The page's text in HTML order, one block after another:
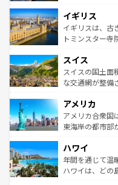
いる。シャンパ
香り高いラベン
らに、パリ以外
れる地方に足を
き
を参照してほし
顔を持つこの国
ルリンの文化的
してライン川沿
は、お酒好きな人に
ドイツ情報はコ
イギリス
イギリスは、古
トミンスター寺
リアごとに異な
ティー、ビール
戦など、本場だ
ンツ一覧を参照
スイス
スイスの国土面
な交通網が整備
の建物がそのま
博物館もあり、
ことができる。
ば市内交通費無料
着のスイス情報
アメリカ
アメリカ合衆国
東海岸の都市部
のような巨大都
ンメントが詰ま
西部には大自然
ハワイ
年間を通じて温
ハワイは、どの